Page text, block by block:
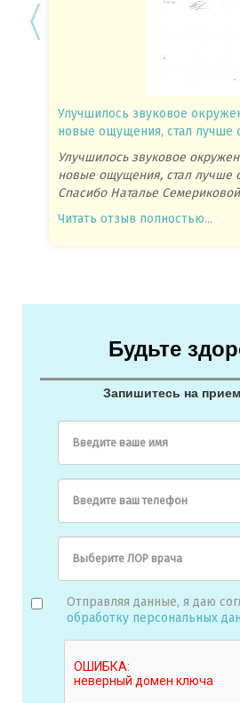
Улучшилось звуковое
новые ощущения, стал лучше
Улучшилось звуковое
новые ощущения, стал лучше
Спасибо Наталье
Читать отзыв полностью...
Будьте
Запишитесь на
Введите ваше имя
Введите ваш телефон
Отправляя данные, я даю
обработку персональных